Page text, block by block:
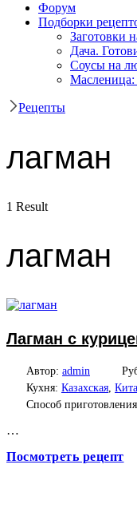
Форум
Подборки
Заготовки
Дача.
Соусы на
Масленица:
Рецепты
лагман
1 Result
лагман
Лагман с
Автор: admin
Кухня: Казахская,
Способ
…
Посмотреть рецепт